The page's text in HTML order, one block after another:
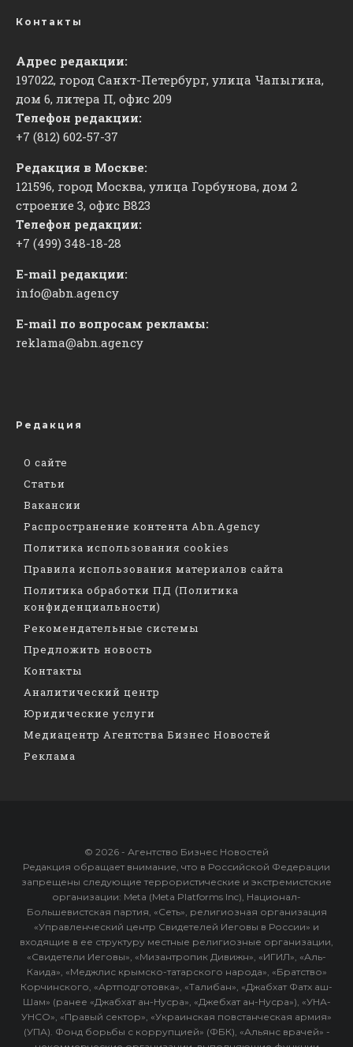
Контакты
Адрес редакции:
197022, город Санкт-Петербург, улица Чапыгина,
дом 6, литера П, офис 209
Телефон редакции:
+7 (812) 602-57-37
Редакция в Москве:
121596, город Москва, улица Горбунова, дом 2
строение 3, офис ​В823
Телефон редакции:
+7 (499) 348-18-28
E-mail редакции:
info@abn.agency
E-mail по вопросам рекламы:
reklama@abn.agency
Редакция
О сайте
Статьи
Вакансии
Распространение контента Abn.Agency
Политика использования cookies
Правила использования материалов сайта
Политика обработки ПД (Политика
конфиденциальности)
Рекомендательные системы
Предложить новость
Контакты
Аналитический центр
Юридические услуги
Медиацентр Агентства Бизнес Новостей
Реклама
© 2026 - Агентство Бизнес Новостей
Редакция обращает внимание, что в Российской Федерации
запрещены следующие террористические и экстремистские
организации: Meta (Meta Platforms Inc), Национал-
Большевистская партия, «Сеть», религиозная организация
«Управленческий центр Свидетелей Иеговы в России» и
входящие в ее структуру местные религиозные организации,
«Свидетели Иеговы», «Мизантропик Дивижн», «ИГИЛ», «Аль-
Каида», «Меджлис крымско-татарского народа», «Братство»
Корчинского, «Артподготовка», «Талибан», «Джабхат Фатх аш-
Шам» (ранее «Джабхат ан-Нусра», «Джебхат ан-Нусра»), «УНА-
УНСО», «Правый сектор», «Украинская повстанческая армия»
(УПА). Фонд борьбы с коррупцией» (ФБК), «Альянс врачей» -